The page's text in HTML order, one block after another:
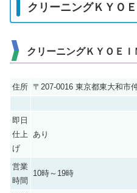
クリーニングＫＹＯＥ
クリーニングＫＹＯＥ
住所 〒207-0016 東京都東大和市
即日
仕上
げ
あり
営業
時間
10時～19時